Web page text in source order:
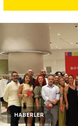
HABERLER